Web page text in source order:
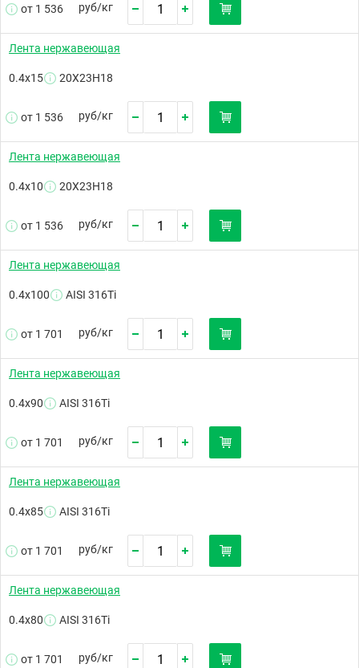
от 1 536 руб/кг
Лента нержавеющая
0.4х15 20Х23Н18
от 1 536 руб/кг
Лента нержавеющая
0.4х10 20Х23Н18
от 1 536 руб/кг
Лента нержавеющая
0.4х100 AISI 316Ti
от 1 701 руб/кг
Лента нержавеющая
0.4х90 AISI 316Ti
от 1 701 руб/кг
Лента нержавеющая
0.4х85 AISI 316Ti
от 1 701 руб/кг
Лента нержавеющая
0.4х80 AISI 316Ti
от 1 701 руб/кг